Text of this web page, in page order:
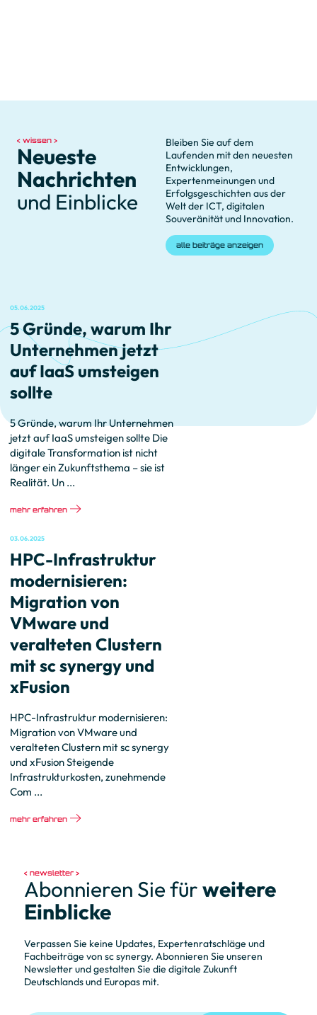
wissen
Neueste
Nachrichten
und Einblicke
Bleiben Sie auf dem
Laufenden mit den neuesten
Entwicklungen,
Expertenmeinungen und
Erfolgsgeschichten aus der
Welt der ICT, digitalen
Souveränität und Innovation.
alle beiträge anzeigen
5 Gründe, warum Ihr
Unternehmen jetzt
auf IaaS umsteigen
sollte
05.06.2025
5 Gründe, warum Ihr Unternehmen
jetzt auf IaaS umsteigen sollte Die
digitale Transformation ist nicht
länger ein Zukunftsthema – sie ist
Realität. Un ...
mehr erfahren
HPC-Infrastruktur
modernisieren:
Migration von
VMware und
veralteten Clustern
mit sc synergy und
xFusion
03.06.2025
HPC-Infrastruktur modernisieren:
Migration von VMware und
veralteten Clustern mit sc synergy
und xFusion Steigende
Infrastrukturkosten, zunehmende
Com ...
mehr erfahren
newsletter
Abonnieren Sie fürweitere
Einblicke
Verpassen Sie keine Updates, Expertenratschläge und
Fachbeiträge von sc synergy. Abonnieren Sie unseren
Newsletter und gestalten Sie die digitale Zukunft
Deutschlands und Europas mit.